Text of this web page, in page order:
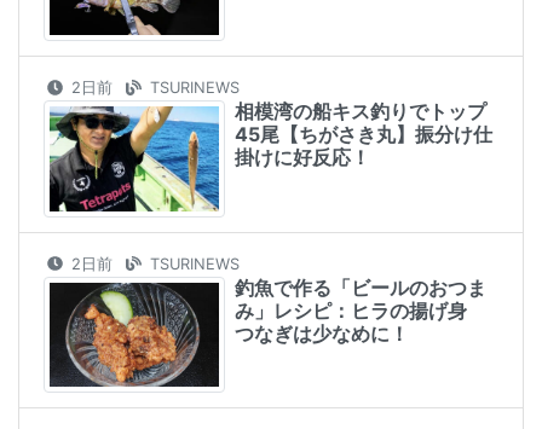
2日前 TSURINEWS
相模湾の船キス釣りでトップ
45尾【ちがさき丸】振分け仕
掛けに好反応！
2日前 TSURINEWS
釣魚で作る「ビールのおつま
み」レシピ：ヒラの揚げ身
つなぎは少なめに！